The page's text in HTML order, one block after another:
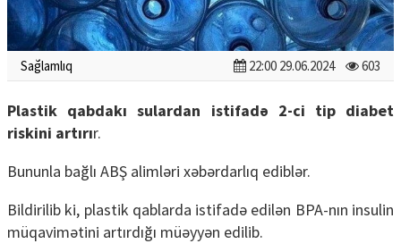
Sağlamlıq 22:00 29.06.2024 603
Plastik qabdakı sulardan istifadə 2-ci tip diabet
riskini artırır.
Bununla bağlı ABŞ alimləri xəbərdarlıq ediblər.
Bildirilib ki, plastik qablarda istifadə edilən BPA-nın insulin
müqavimətini artırdığı müəyyən edilib.